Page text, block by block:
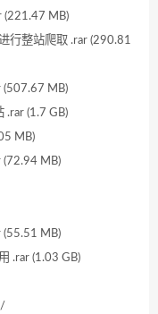
(221.47 MB)
行整站爬取 .rar (290.81
(507.67 MB)
.rar (1.7 GB)
MB)
(72.94 MB)
(55.51 MB)
.rar (1.03 GB)